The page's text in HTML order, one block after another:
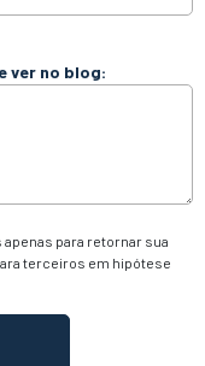
ver no blog:
para retornar sua
terceiros em hipótese